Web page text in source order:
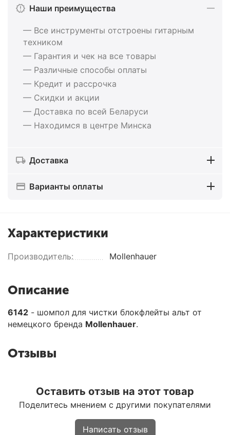
Наши преимущества
— Все инструменты отстроены гитарным
техником
— Гарантия и чек на все товары
— Различные способы оплаты
— Кредит и рассрочка
— Скидки и акции
— Доставка по всей Беларуси
— Находимся в центре Минска
Доставка
Варианты оплаты
Характеристики
Производитель: Mollenhauer
Описание
6142 - шомпол для чистки блокфлейты альт от
немецкого бренда Mollenhauer.
Отзывы
Оставить отзыв на этот товар
Поделитесь мнением с другими покупателями
Написать отзыв